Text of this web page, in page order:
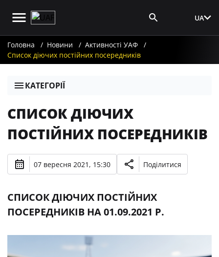
UA
Головна Новини
Активності УАФ
Список діючих постійних посередників
КАТЕГОРІЇ
СПИСОК ДІЮЧИХ
ПОСТІЙНИХ ПОСЕРЕДНИКІВ
07 вересня 2021, 15:30 Поділитися
СПИСОК ДІЮЧИХ ПОСТІЙНИХ
ПОСЕРЕДНИКІВ НА 01.09.2021 Р.